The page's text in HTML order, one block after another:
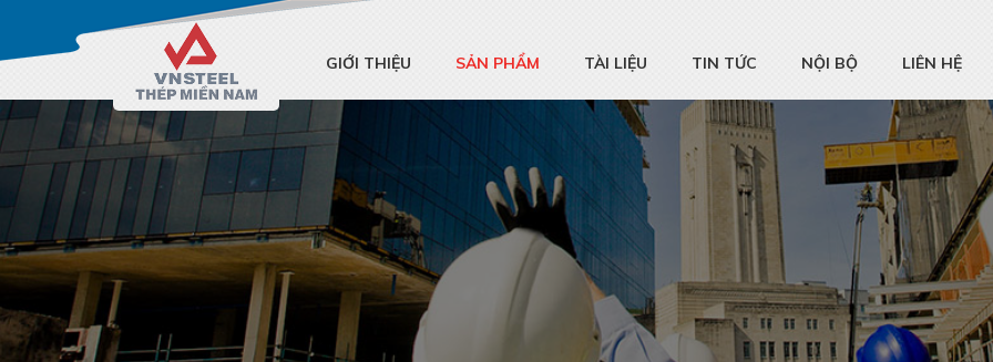
GIỚI THIỆU SẢN PHẨM TÀI LIỆU TIN TỨC NỘI BỘ LIÊN HỆ